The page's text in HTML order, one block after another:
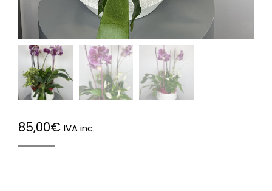
85,00€ IVA inc.